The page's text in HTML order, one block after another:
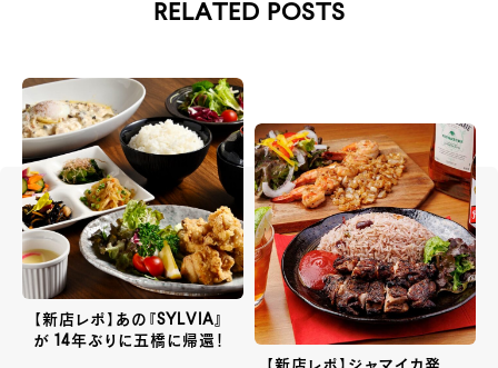
RELATED POSTS
【新店レポ】あの『SYLVIA』
が 14年ぶりに五橋に帰還！